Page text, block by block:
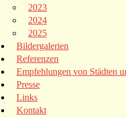
2023
2024
2025
Bildergalerien
Referenzen
Empfehlungen von Städten
Presse
Links
Kontakt